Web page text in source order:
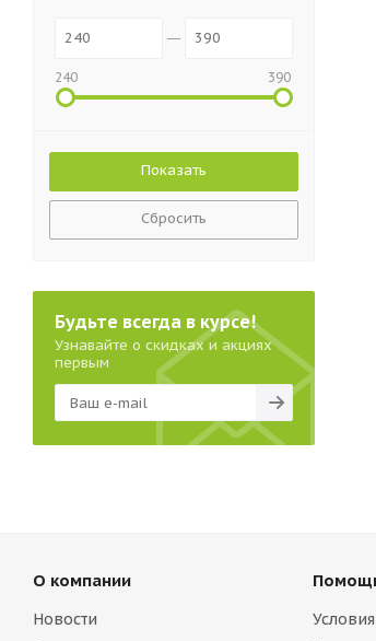
240 390
Сбросить
Будьте всегда в курсе!
Узнавайте о скидках и акциях
первым
О компании
Новости